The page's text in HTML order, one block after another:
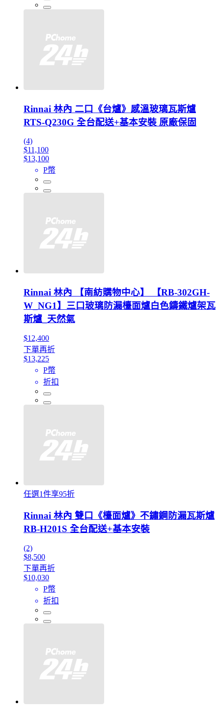
Rinnai 林內 二口《台爐》感溫玻璃瓦斯爐
RTS-Q230G 全台配送+基本安裝 原廠保固
(4)
$11,100
$13,100
P幣
Rinnai 林內 【南紡購物中心】 【RB-302GH-
W_NG1】三口玻璃防漏檯面爐白色鑄鐵爐架瓦
斯爐_天然氣
$12,400
下單再折
$13,225
P幣
折扣
任選1件享95折
Rinnai 林內 雙口《檯面爐》不鏽鋼防漏瓦斯爐
RB-H201S 全台配送+基本安裝
(2)
$8,500
下單再折
$10,030
P幣
折扣